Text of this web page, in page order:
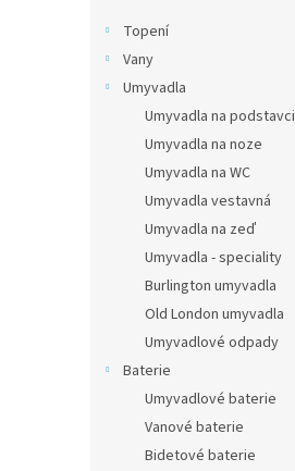
Topení
Vany
Umyvadla
Umyvadla na podstavci
Umyvadla na noze
Umyvadla na WC
Umyvadla vestavná
Umyvadla na zeď
Umyvadla - speciality
Burlington umyvadla
Old London umyvadla
Umyvadlové odpady
Baterie
Umyvadlové baterie
Vanové baterie
Bidetové baterie